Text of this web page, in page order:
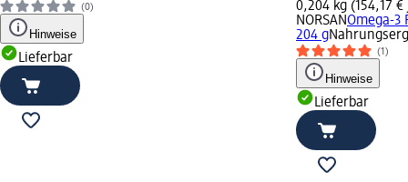
(0)
Hinweise
Lieferbar
0,204 kg (154,17 €
NORSANOmega-3
204 g
(1)
Hinweise
Lieferbar